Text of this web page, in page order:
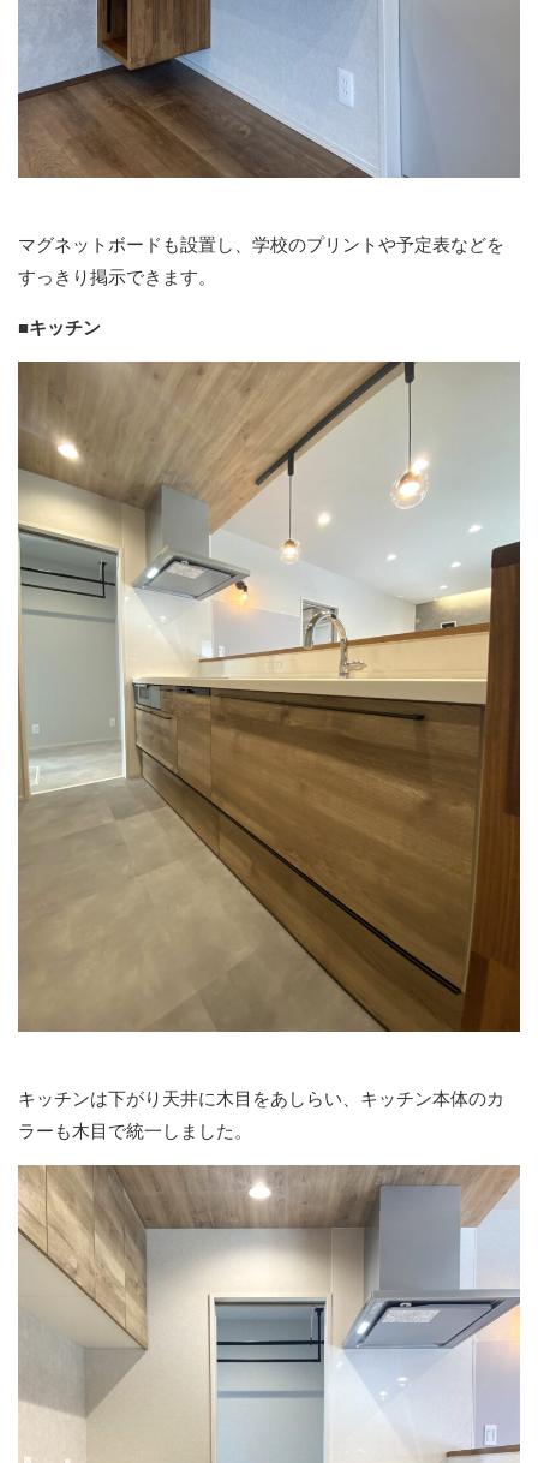
マグネットボードも設置し、学校のプリントや予定表などを
すっきり掲示できます。
■キッチン
キッチンは下がり天井に木目をあしらい、キッチン本体のカ
ラーも木目で統一しました。